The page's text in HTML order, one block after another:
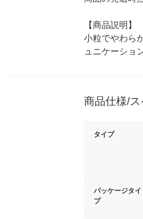
【商品説明】
小粒でやわら
ュニケーショ
商品仕様/
タイプ
パッケージタイ
プ